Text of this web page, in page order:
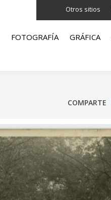
Otros sitios
FOTOGRAFÍA GRÁFICA
COMPARTE